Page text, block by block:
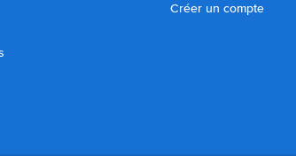
Créer un compte